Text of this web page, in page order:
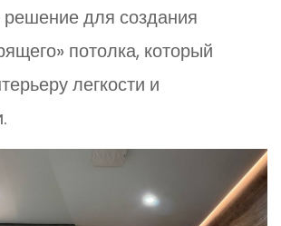
для создания
потолка, который
легкости и